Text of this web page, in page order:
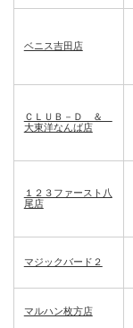
ベニス吉田店
ＣＬＵＢ－Ｄ ＆
大東洋なんば店
１２３ファースト八
尾店
マジックバード２
マルハン枚方店